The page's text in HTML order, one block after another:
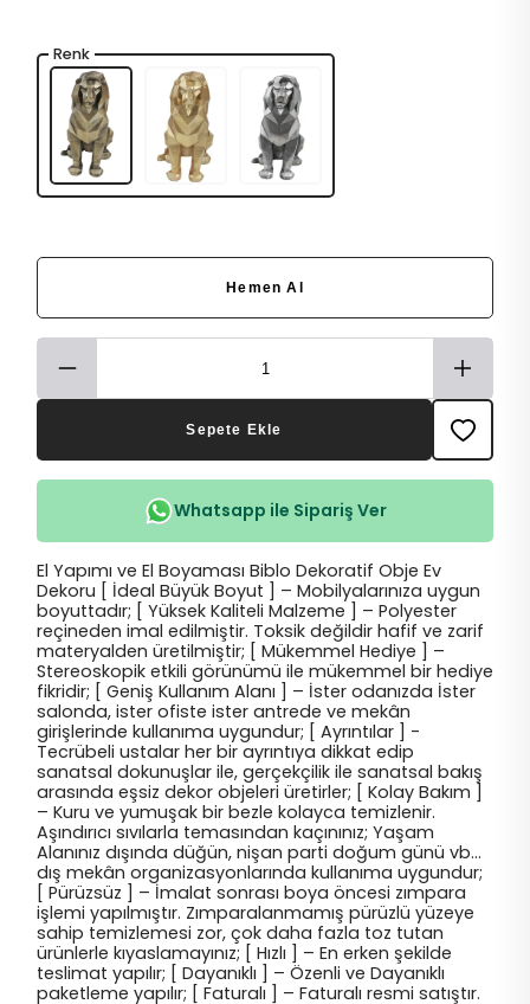
Renk
Hemen Al
Sepete Ekle
Whatsapp ile Sipariş Ver
El Yapımı ve El Boyaması Biblo Dekoratif Obje Ev
Dekoru [ İdeal Büyük Boyut ] – Mobilyalarınıza uygun
boyuttadır; [ Yüksek Kaliteli Malzeme ] – Polyester
reçineden imal edilmiştir. Toksik değildir hafif ve zarif
materyalden üretilmiştir; [ Mükemmel Hediye ] –
Stereoskopik etkili görünümü ile mükemmel bir hediye
fikridir; [ Geniş Kullanım Alanı ] – İster odanızda İster
salonda, ister ofiste ister antrede ve mekân
girişlerinde kullanıma uygundur; [ Ayrıntılar ] -
Tecrübeli ustalar her bir ayrıntıya dikkat edip
sanatsal dokunuşlar ile, gerçekçilik ile sanatsal bakış
arasında eşsiz dekor objeleri üretirler; [ Kolay Bakım ]
– Kuru ve yumuşak bir bezle kolayca temizlenir.
Aşındırıcı sıvılarla temasından kaçınınız; Yaşam
Alanınız dışında düğün, nişan parti doğum günü vb…
dış mekân organizasyonlarında kullanıma uygundur;
[ Pürüzsüz ] – İmalat sonrası boya öncesi zımpara
işlemi yapılmıştır. Zımparalanmamış pürüzlü yüzeye
sahip temizlemesi zor, çok daha fazla toz tutan
ürünlerle kıyaslamayınız; [ Hızlı ] – En erken şekilde
teslimat yapılır; [ Dayanıklı ] – Özenli ve Dayanıklı
paketleme yapılır; [ Faturalı ] – Faturalı resmi satıştır.